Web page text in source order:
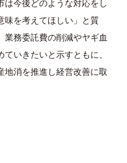
は今後どのような対応をし
味を考えてほしい」と質
業務委託費の削減やヤギ血
いきたいと示すともに、
地消を推進し経営改善に取